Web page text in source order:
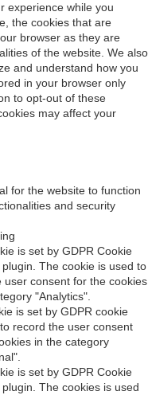
experience while you
the cookies that are
browser as they are
of the website. We also
and understand how you
in your browser only
to opt-out of these
may affect your
for the website to function
and security
is set by GDPR Cookie
The cookie is used to
user consent for the cookies
"Analytics".
is set by GDPR cookie
record the user consent
in the category
is set by GDPR Cookie
The cookies is used